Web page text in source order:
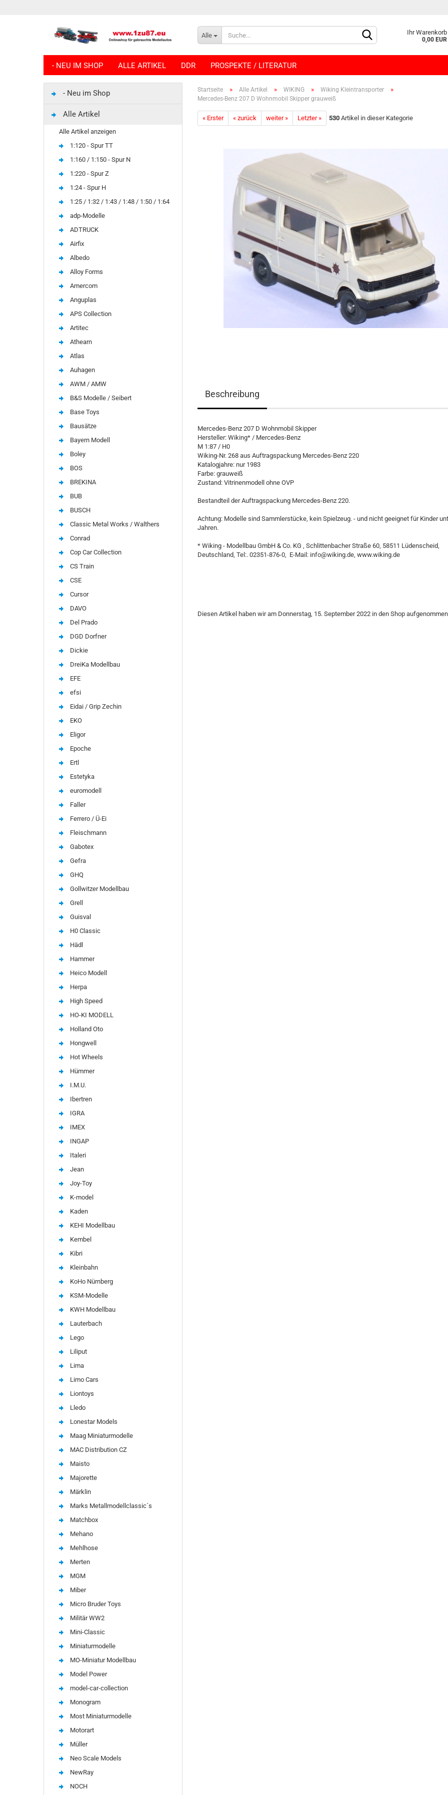
Lieferland
Alle Ihr Warenkorb
0,00 EUR
- NEU IM SHOP ALLE ARTIKEL DDR PROSPEKTE / LITERATUR
Startseite » Alle Artikel » WIKING » Wiking Kleintransporter »
Mercedes-​Benz 207 D Wohnmobil Skipper grauweiß
« Erster « zurück weiter » Letzter » 530Artikel in dieser Kategorie
Beschreibung
Mercedes-Benz 207 D Wohnmobil Skipper
Hersteller: Wiking* / Mercedes-Benz
M 1:87 / H0
Wiking-Nr. 268 aus Auftragspackung Mercedes-Benz 220
Katalogjahre: nur 1983
Farbe: grauweiß
Zustand: Vitrinenmodell ohne OVP
Bestandteil der Auftragspackung Mercedes-Benz 220.
Achtung: Modelle sind Sammlerstücke, kein Spielzeug. - und nicht geeignet für Kinder
Jahren.
* Wiking - Modellbau GmbH & Co. KG , Schlittenbacher Straße 60, 58511 Lüdenscheid,
Deutschland, Tel:. 02351-876-0, E-Mail: info@wiking.de, www.wiking.de
Diesen Artikel haben wir am Donnerstag, 15. September 2022 in den Shop
- Neu im Shop
Alle Artikel
Alle Artikel anzeigen
1:120 - Spur TT
1:160 / 1:150 - Spur N
1:220 - Spur Z
1:24 - Spur H
1:25 / 1:32 / 1:43 / 1:48 / 1:50 / 1:64
adp-Modelle
ADTRUCK
Airfix
Albedo
Alloy Forms
Amercom
Anguplas
APS Collection
Artitec
Athearn
Atlas
Auhagen
AWM / AMW
B&S Modelle / Seibert
Base Toys
Bausätze
Bayern Modell
Boley
BOS
BREKINA
BUB
BUSCH
Classic Metal Works / Walthers
Conrad
Cop Car Collection
CS Train
CSE
Cursor
DAVO
Del Prado
DGD Dorfner
Dickie
DreiKa Modellbau
EFE
efsi
Eidai / Grip Zechin
EKO
Eligor
Epoche
Ertl
Estetyka
euromodell
Faller
Ferrero / Ü-Ei
Fleischmann
Gabotex
Gefra
GHQ
Gollwitzer Modellbau
Grell
Guisval
H0 Classic
Hädl
Hammer
Heico Modell
Herpa
High Speed
HO-KI MODELL
Holland Oto
Hongwell
Hot Wheels
Hümmer
I.M.U.
Ibertren
IGRA
IMEX
INGAP
Italeri
Jean
Joy-Toy
K-model
Kaden
KEHI Modellbau
Kembel
Kibri
Kleinbahn
KoHo Nürnberg
KSM-Modelle
KWH Modellbau
Lauterbach
Lego
Liliput
Lima
Limo Cars
Liontoys
Lledo
Lonestar Models
Maag Miniaturmodelle
MAC Distribution CZ
Maisto
Majorette
Märklin
Marks Metallmodellclassic´s
Matchbox
Mehano
Mehlhose
Merten
MGM
Miber
Micro Bruder Toys
Militär WW2
Mini-Classic
Miniaturmodelle
MO-Miniatur Modellbau
Model Power
model-car-collection
Monogram
Most Miniaturmodelle
Motorart
Müller
Neo Scale Models
NewRay
NOCH